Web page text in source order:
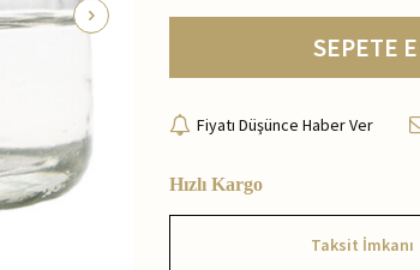
SEPETE
Fiyatı Düşünce Haber Ver
Hızlı Kargo
Taksit İmkanı